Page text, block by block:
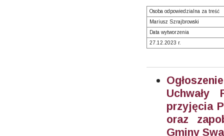
Osoba odpowiedzialna za treść
Mariusz Szrajbrowski
Data wytworzenia
27.12.2023 r.
przyjęcia
oraz
Gminy